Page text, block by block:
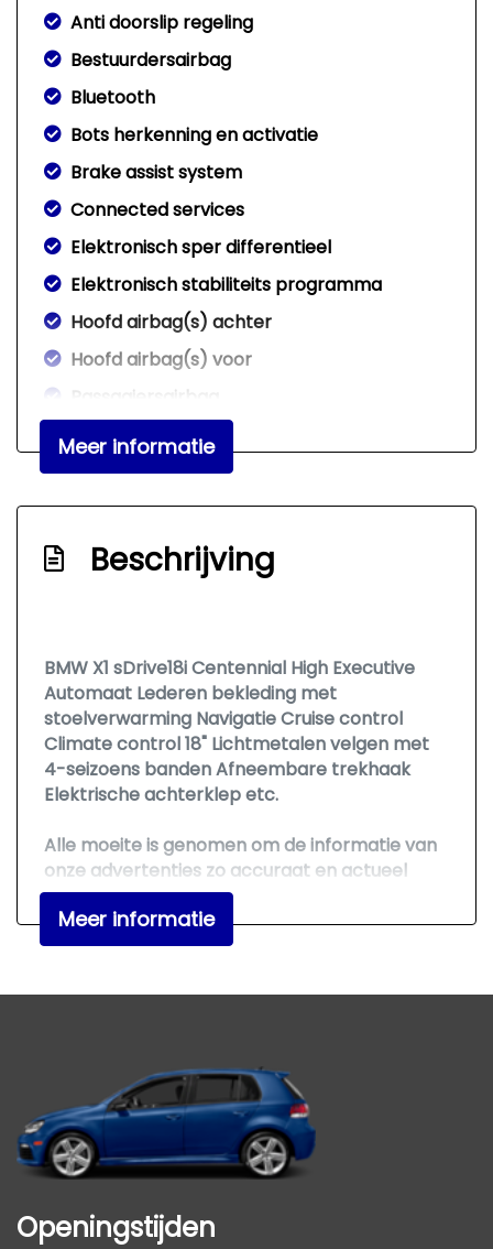
Anti doorslip regeling
Bestuurdersairbag
Bluetooth
Bots herkenning en activatie
Brake assist system
Connected services
Elektronisch sper differentieel
Elektronisch stabiliteits programma
Hoofd airbag(s) achter
Hoofd airbag(s) voor
Passagiersairbag
Sportstuur leder
Zij airbag(s) voor
Exterieur
Achterruitwisser
Centrale vergrendeling met
afstandsbediening
Dimlichten automatisch en regensensor
Led achterlichten
Led dagrijverlichting
Led koplampen
Lichtmetalen velgen 17"
Metaalkleur
Parkeersensor achter
Trekhaak met afneembare kogel
Interieur
Armsteun achter
Meer informatie
Beschrijving
BMW X1 sDrive18i Centennial High Executive
Automaat Lederen bekleding met
stoelverwarming Navigatie Cruise control
Climate control 18" Lichtmetalen velgen met
4-seizoens banden Afneembare trekhaak
Elektrische achterklep etc.
Alle moeite is genomen om de informatie van
onze advertenties zo accuraat en actueel
mogelijk weer te geven. Fouten zijn echter
nooit uit te sluiten. Er kunnen dan ook geen
rechten aan deze advertentie worden
deze informatie, maar controleer bij aankoop
Meer informatie
Openingstijden